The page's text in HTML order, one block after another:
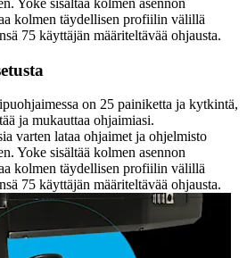
Yoke sisältää kolmen asennon
kolmen täydellisen profiilin välillä
75 käyttäjän määriteltävää ohjausta.
on 25 painiketta ja kytkintä,
ja mukauttaa ohjaimiasi.
varten lataa ohjaimet ja ohjelmisto
Yoke sisältää kolmen asennon
kolmen täydellisen profiilin välillä
75 käyttäjän määriteltävää ohjausta.